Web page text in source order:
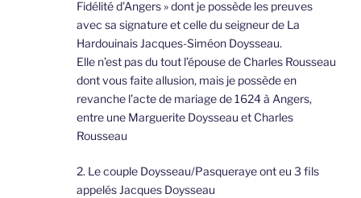
Fidélité d’Angers » dont je possède les preuves
avec sa signature et celle du seigneur de La
Hardouinais Jacques-Siméon Doysseau.
Elle n’est pas du tout l’épouse de Charles Rousseau
dont vous faite allusion, mais je possède en
revanche l’acte de mariage de 1624 à Angers,
entre une Marguerite Doysseau et Charles
Rousseau
2. Le couple Doysseau/Pasqueraye ont eu 3 fils
appelés Jacques Doysseau